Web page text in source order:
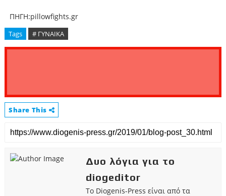
ΠΗΓΗ:pillowfights.gr
Tags # ΓΥΝΑΙΚΑ
Share This
Δυο λόγια για το
diogeditor
Το Diogenis-Press είναι από τα